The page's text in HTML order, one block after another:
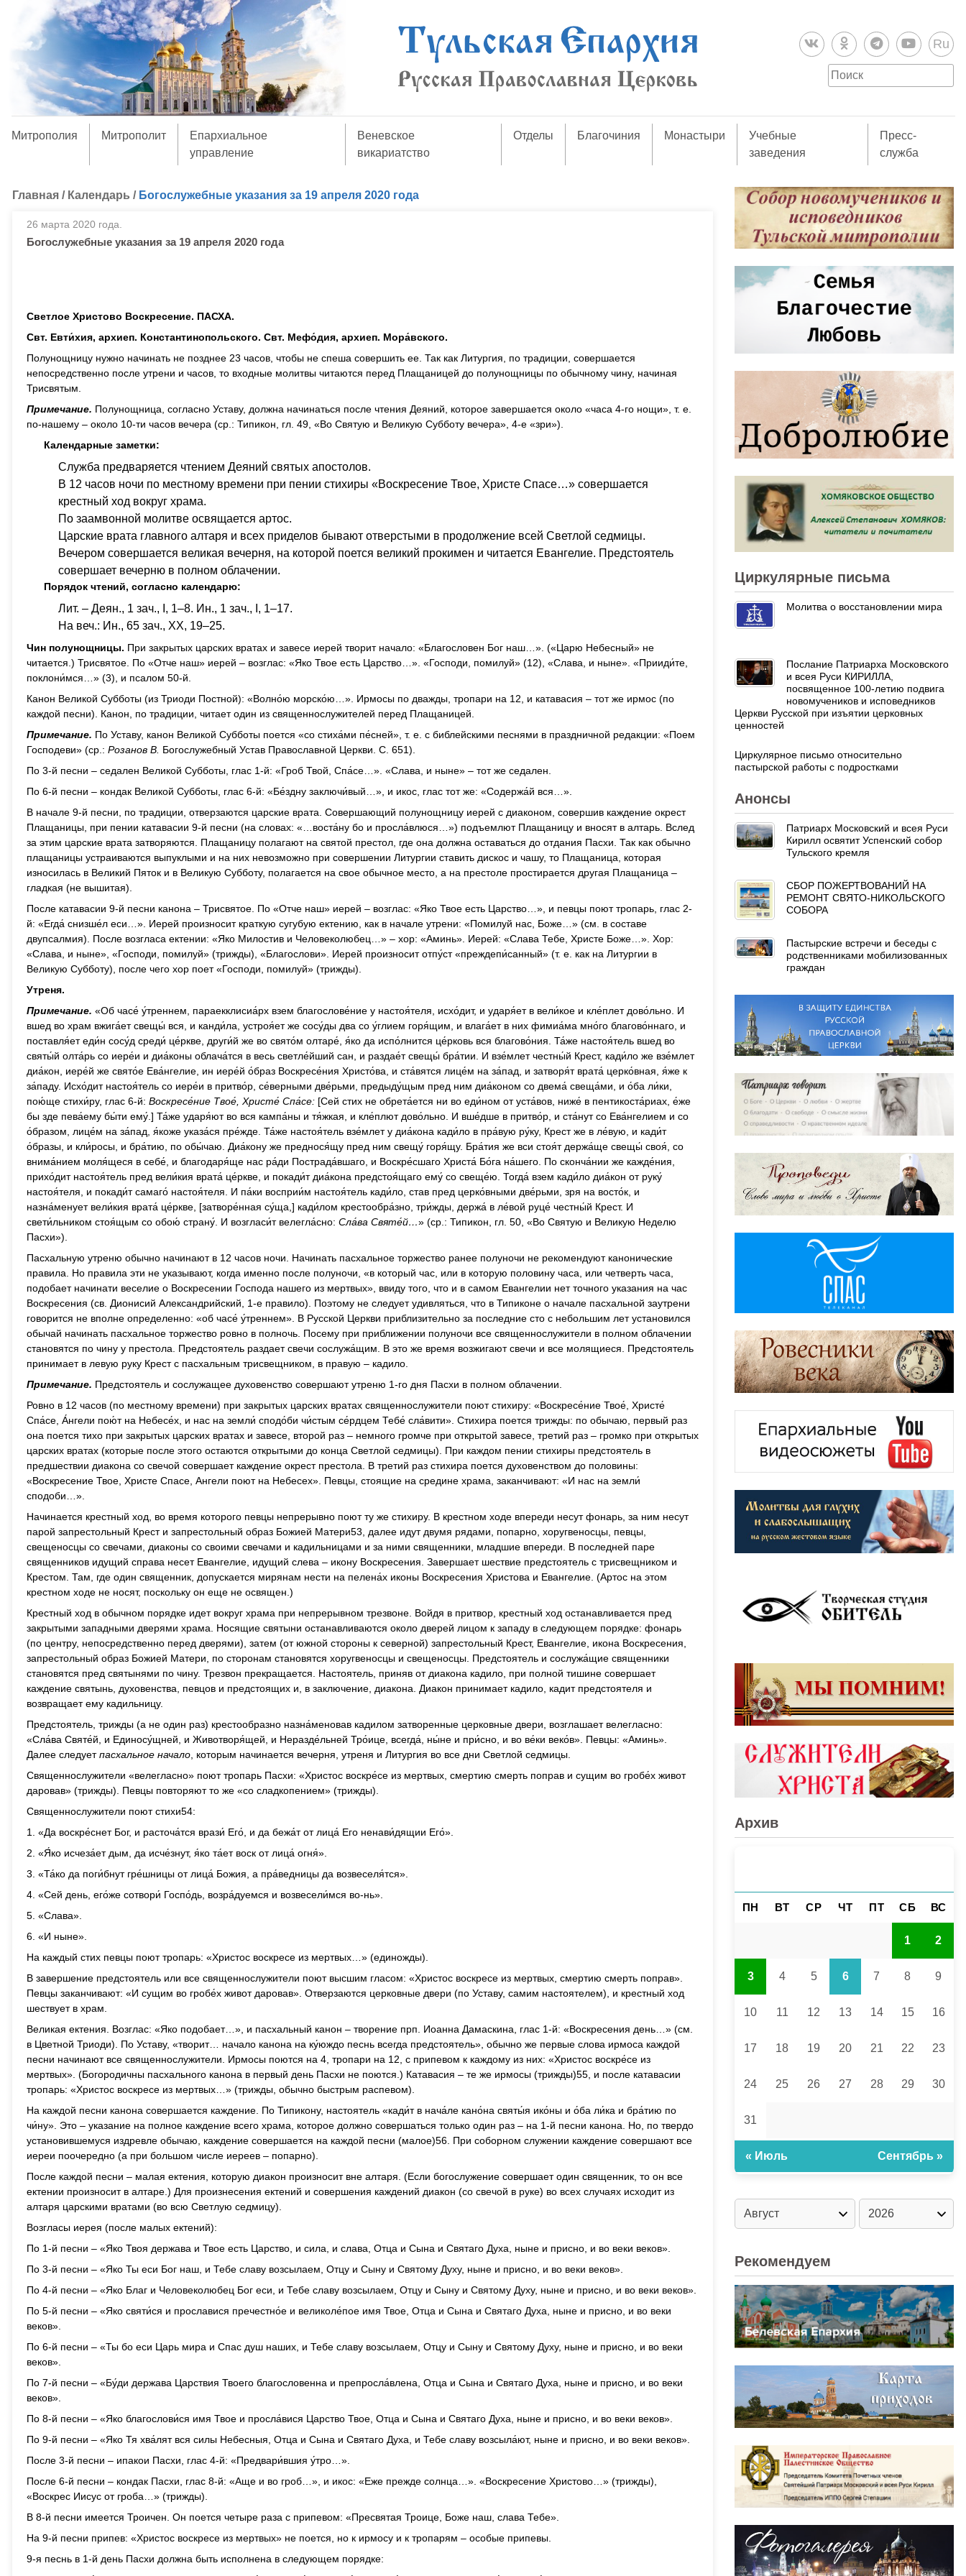
Ru
Митрополия Митрополит
Епархиальное
управление
Веневское
викариатство
Отделы Благочиния Монастыри
Учебные
заведения
Пресс-
служба
Главная / Календарь / Богослужебные указания за 19 апреля 2020 года
26 марта 2020 года.
Богослужебные указания за 19 апреля 2020 года
Светлое Христово Воскресение. ПАСХА.
Свт. Евти́хия, архиеп. Константинопольского. Свт. Мефо́дия, архиеп. Мора́вского.
Полунощницу нужно начинать не позднее 23 часов, чтобы не спеша совершить ее. Так как Литургия, по традиции, совершается
непосредственно после утрени и часов, то входные молитвы читаются перед Плащаницей до полунощницы по обычному чину, начиная
Трисвятым.
Примечание. Полунощница, согласно Уставу, должна начинаться после чтения Деяний, которое завершается около «часа 4-го нощи», т. е.
по-нашему – около 10-ти часов вечера (ср.: Типикон, гл. 49, «Во Святую и Великую Субботу вечера», 4-е «зри»).
Календарные заметки:
Служба предваряется чтением Деяний святых апостолов.
В 12 часов ночи по местному времени при пении стихиры «Воскресение Твое, Христе Спасе…» совершается
крестный ход вокруг храма.
По заамвонной молитве освящается артос.
Царские врата главного алтаря и всех приделов бывают отверстыми в продолжение всей Светлой седмицы.
Вечером совершается великая вечерня, на которой поется великий прокимен и читается Евангелие. Предстоятель
совершает вечерню в полном облачении.
Порядок чтений, согласно календарю:
Лит. – Деян., 1 зач., I, 1–8. Ин., 1 зач., I, 1–17.
На веч.: Ин., 65 зач., XX, 19–25.
Чин полунощницы. При закрытых царских вратах и завесе иерей творит начало: «Благословен Бог наш…». («Царю Небесный» не
читается.) Трисвятое. По «Отче наш» иерей – возглас: «Яко Твое есть Царство…». «Господи, помилуй» (12), «Слава, и ныне». «Прииди́те,
поклони́мся…» (3), и псалом 50-й.
Канон Великой Субботы (из Триоди Постной): «Волно́ю морско́ю…». Ирмосы по дважды, тропари на 12, и катавасия – тот же ирмос (по
каждой песни). Канон, по традиции, читает один из священнослужителей перед Плащаницей.
Примечание. По Уставу, канон Великой Субботы поется «со стиха́ми пе́сней», т. е. с библейскими песнями в праздничной редакции: «Поем
Господеви» (ср.: Розанов В. Богослужебный Устав Православной Церкви. С. 651).
По 3-й песни – седален Великой Субботы, глас 1-й: «Гроб Твой, Спа́се…». «Слава, и ныне» – тот же седален.
По 6-й песни – кондак Великой Субботы, глас 6-й: «Бе́здну заключи́вый…», и икос, глас тот же: «Содержа́й вся…».
В начале 9-й песни, по традиции, отверзаются царские врата. Совершающий полунощницу иерей с диаконом, совершив каждение окрест
Плащаницы, при пении катавасии 9-й песни (на словах: «…воста́ну бо и просла́влюся…») подъемлют Плащаницу и вносят в алтарь. Вслед
за этим царские врата затворяются. Плащаницу полагают на святой престол, где она должна оставаться до отдания Пасхи. Так как обычно
плащаницы устраиваются выпуклыми и на них невозможно при совершении Литургии ставить дискос и чашу, то Плащаница, которая
износилась в Великий Пяток и в Великую Субботу, полагается на свое обычное место, а на престоле простирается другая Плащаница –
гладкая (не вышитая).
После катавасии 9-й песни канона – Трисвятое. По «Отче наш» иерей – возглас: «Яко Твое есть Царство…», и певцы поют тропарь, глас 2-
й: «Егда́ снизше́л еси…». Иерей произносит краткую сугубую ектению, как в начале утрени: «Помилуй нас, Боже…» (см. в составе
двупсалмия). После возгласа ектении: «Яко Милостив и Человеколюбец…» – хор: «Аминь». Иерей: «Слава Тебе, Христе Боже…». Хор:
«Слава, и ныне», «Господи, помилуй» (трижды), «Благослови». Иерей произносит отпу́ст «преждепи́санный» (т. е. как на Литургии в
Великую Субботу), после чего хор поет «Господи, помилуй» (трижды).
Утреня.
Примечание. «Об часе́ у́треннем, параекклисиа́рх взем благослове́ние у настоя́теля, исхо́дит, и ударя́ет в вели́кое и кле́плет дово́льно. И
вшед во храм вжига́ет свещы́ вся, и канди́ла, устроя́ет же сосу́ды два со у́глием горя́щим, и влага́ет в них фимиа́ма мно́го благово́ннаго, и
поставля́ет еди́н сосу́д среди́ це́ркве, други́й же во свято́м олтаре́, я́ко да испо́лнится це́рковь вся благово́ния. Та́же настоя́тель вшед во
святы́й олта́рь со иере́и и диа́коны облача́тся в весь светле́йший сан, и раздае́т свещы́ бра́тии. И взе́млет честны́й Крест, кади́ло же взе́млет
диа́кон, иере́й же свято́е Ева́нгелие, ин иере́й о́браз Воскресе́ния Христо́ва, и ста́вятся лице́м на за́пад, и затворя́т врата́ церко́вная, я́же к
за́паду. Исхо́дит настоя́тель со иере́и в притво́р, се́верными две́рьми, предыду́щым пред ним диа́коном со двема́ свеща́ми, и о́ба ли́ки,
пою́ще стихи́ру, глас 6-й: Воскресе́ние Твое́, Христе́ Спа́се: [Сей стих не обрета́ется ни во еди́ном от уста́вов, ниже́ в пентикоста́риах, е́же
бы зде пева́ему бы́ти ему́.] Та́же ударя́ют во вся кампа́ны и тя́жкая, и кле́плют дово́льно. И вше́дше в притво́р, и ста́нут со Ева́нгелием и со
о́бразом, лице́м на за́пад, я́коже указа́ся пре́жде. Та́же настоя́тель взе́млет у диа́кона кади́ло в пра́вую ру́ку, Крест же в ле́вую, и кади́т
о́бразы, и кли́росы, и бра́тию, по обы́чаю. Диа́кону же преднося́щу пред ним свещу́ горя́щу. Бра́тия же вси стоя́т держа́ще свещы́ своя́, со
внима́нием моля́щеся в себе́, и благодаря́ще нас ра́ди Пострада́вшаго, и Воскре́сшаго Христа́ Бо́га на́шего. По сконча́нии же кажде́ния,
прихо́дит настоя́тель пред вели́кия врата́ це́ркве, и покади́т диа́кона предстоя́щаго ему́ со свеще́ю. Тогда́ взем кади́ло диа́кон от руку́
настоя́теля, и покади́т самаго́ настоя́теля. И па́ки восприи́м настоя́тель кади́ло, став пред церко́вными две́рьми, зря на восто́к, и
назна́менует вели́кия врата́ це́ркве, [затворе́нная су́ща,] кади́лом крестообра́зно, три́жды, держа́ в ле́вой руце́ честны́й Крест. И
свети́льником стоя́щым со обою́ страну́. И возгласи́т велегла́сно: Сла́ва Святе́й…» (ср.: Типикон, гл. 50, «Во Святую и Великую Неделю
Пасхи»).
Пасхальную утреню обычно начинают в 12 часов ночи. Начинать пасхальное торжество ранее полуночи не рекомендуют канонические
правила. Но правила эти не указывают, когда именно после полуночи, «в который час, или в которую половину часа, или четверть часа,
подобает начинати веселие о Воскресении Господа нашего из мертвых», ввиду того, что и в самом Евангелии нет точного указания на час
Воскресения (св. Дионисий Александрийский, 1-е правило). Поэтому не следует удивляться, что в Типиконе о начале пасхальной заутрени
говорится не вполне определенно: «об часе́ у́треннем». В Русской Церкви приблизительно за последние сто с небольшим лет установился
обычай начинать пасхальное торжество ровно в полночь. Посему при приближении полуночи все священнослужители в полном облачении
становятся по чину у престола. Предстоятель раздает свечи сослужа́щим. В это же время возжигают свечи и все молящиеся. Предстоятель
принимает в левую руку Крест с пасхальным трисвещником, в правую – кадило.
Примечание. Предстоятель и сослужащее духовенство совершают утреню 1-го дня Пасхи в полном облачении.
Ровно в 12 часов (по местному времени) при закрытых царских вратах священнослужители поют стихиру: «Воскресе́ние Твое́, Христе́
Спа́се, А́нгели пою́т на Небесе́х, и нас на земли́ сподо́би чи́стым се́рдцем Тебе́ сла́вити». Стихира поется трижды: по обычаю, первый раз
она поется тихо при закрытых царских вратах и завесе, второй раз – немного громче при открытой завесе, третий раз – громко при открытых
царских вратах (которые после этого остаются открытыми до конца Светлой седмицы). При каждом пении стихиры предстоятель в
предшествии диакона со свечой совершает каждение окрест престола. В третий раз стихира поется духовенством до половины:
«Воскресение Твое, Христе Спасе, Ангели поют на Небесех». Певцы, стоящие на средине храма, заканчивают: «И нас на земли́
сподоби…».
Начинается крестный ход, во время которого певцы непрерывно поют ту же стихиру. В крестном ходе впереди несут фонарь, за ним несут
парой запрестольный Крест и запрестольный образ Божией Матери53, далее идут двумя рядами, попарно, хоругвеносцы, певцы,
свещеносцы со свечами, диаконы со своими свечами и кадильницами и за ними священники, младшие впереди. В последней паре
священников идущий справа несет Евангелие, идущий слева – икону Воскресения. Завершает шествие предстоятель с трисвещником и
Крестом. Там, где один священник, допускается мирянам нести на пелена́х иконы Воскресения Христова и Евангелие. (Артос на этом
крестном ходе не носят, поскольку он еще не освящен.)
Крестный ход в обычном порядке идет вокруг храма при непрерывном трезвоне. Войдя в притвор, крестный ход останавливается пред
закрытыми западными дверями храма. Носящие святыни останавливаются около дверей лицом к западу в следующем порядке: фонарь
(по центру, непосредственно перед дверями), затем (от южной стороны к северной) запрестольный Крест, Евангелие, икона Воскресения,
запрестольный образ Божией Матери, по сторонам становятся хоругвеносцы и свещеносцы. Предстоятель и сослужа́щие священники
становятся пред святынями по чину. Трезвон прекращается. Настоятель, приняв от диакона кадило, при полной тишине совершает
каждение святынь, духовенства, певцов и предстоящих и, в заключение, диакона. Диакон принимает кадило, кадит предстоятеля и
возвращает ему кадильницу.
Предстоятель, трижды (а не один раз) крестообразно назна́меновав кадилом затворенные церковные двери, возглашает велегласно:
«Сла́ва Святе́й, и Единосу́щней, и Животворя́щей, и Неразде́льней Тро́ице, всегда́, ны́не и при́сно, и во ве́ки веко́в». Певцы: «Аминь».
Далее следуетпасхальное начало , которым начинается вечерня, утреня и Литургия во все дни Светлой седмицы.
Священнослужители «велегласно» поют тропарь Пасхи: «Христос воскре́се из мертвых, смертию смерть поправ и сущим во гробе́х живот
даровав» (трижды). Певцы повторяют то же «со сладкопением» (трижды).
Священнослужители поют стихи54:
1. «Да воскре́снет Бог, и расточа́тся врази́ Его́, и да бежа́т от лица́ Его ненави́дящии Его́».
2. «Я́ко исчеза́ет дым, да исче́знут, я́ко та́ет воск от лица́ огня́».
3. «Та́ко да поги́бнут гре́шницы от лица́ Божия, а пра́ведницы да возвеселя́тся».
4. «Сей день, его́же сотвори́ Госпо́дь, возра́дуемся и возвесели́мся во-нь».
5. «Слава».
6. «И ныне».
На каждый стих певцы поют тропарь: «Христос воскресе из мертвых…» (единожды).
В завершение предстоятель или все священнослужители поют высшим гласом: «Христос воскресе из мертвых, смертию смерть поправ».
Певцы заканчивают: «И сущим во гробе́х живот даровав». Отверзаются церковные двери (по Уставу, самим настоятелем), и крестный ход
шествует в храм.
Великая ектения. Возглас: «Яко подобает…», и пасхальный канон – творение прп. Иоанна Дамаскина, глас 1-й: «Воскресения день…» (см.
в Цветной Триоди). По Уставу, «творит… начало канона на ку́юждо песнь всегда предстоятель», обычно же первые слова ирмоса каждой
песни начинают все священнослужители. Ирмосы поются на 4, тропари на 12, с припевом к каждому из них: «Христос воскре́се из
мертвых». (Богородичны пасхального канона в первый день Пасхи не поются.) Катавасия – те же ирмосы (трижды)55, и после катавасии
тропарь: «Христос воскресе из мертвых…» (трижды, обычно быстрым распевом).
На каждой песни канона совершается каждение. По Типикону, настоятель «кади́т в нача́ле кано́на святы́я ико́ны и о́ба ли́ка и бра́тию по
чи́ну». Это – указание на полное каждение всего храма, которое должно совершаться только один раз – на 1-й песни канона. Но, по твердо
установившемуся издревле обычаю, каждение совершается на каждой песни (малое)56. При соборном служении каждение совершают все
иереи поочередно (а при большом числе иереев – попарно).
После каждой песни – малая ектения, которую диакон произносит вне алтаря. (Если богослужение совершает один священник, то он все
ектении произносит в алтаре.) Для произнесения ектений и совершения каждений диакон (со свечой в руке) во всех случаях исходит из
алтаря царскими вратами (во всю Светлую седмицу).
Возгласы иерея (после малых ектений):
По 1-й песни – «Яко Твоя держава и Твое есть Царство, и сила, и слава, Отца и Сына и Святаго Духа, ныне и присно, и во веки веков».
По 3-й песни – «Яко Ты еси Бог наш, и Тебе славу возсылаем, Отцу и Сыну и Святому Духу, ныне и присно, и во веки веков».
По 4-й песни – «Яко Благ и Человеколюбец Бог еси, и Тебе славу возсылаем, Отцу и Сыну и Святому Духу, ныне и присно, и во веки веков».
По 5-й песни – «Яко святи́ся и прославися пречестно́е и великоле́пое имя Твое, Отца и Сына и Святаго Духа, ныне и присно, и во веки
веков».
По 6-й песни – «Ты бо еси Царь мира и Спас душ наших, и Тебе славу возсылаем, Отцу и Сыну и Святому Духу, ныне и присно, и во веки
веков».
По 7-й песни – «Бу́ди держава Царствия Твоего благословенна и препросла́влена, Отца и Сына и Святаго Духа, ныне и присно, и во веки
веков».
По 8-й песни – «Яко благослови́ся имя Твое и просла́вися Царство Твое, Отца и Сына и Святаго Духа, ныне и присно, и во веки веков».
По 9-й песни – «Яко Тя хва́лят вся силы Небесныя, Отца и Сына и Святаго Духа, и Тебе славу возсыла́ют, ныне и присно, и во веки веков».
После 3-й песни – ипакои Пасхи, глас 4-й: «Предвари́вшия у́тро…».
После 6-й песни – кондак Пасхи, глас 8-й: «Аще и во гроб…», и икос: «Еже прежде солнца…». «Воскресение Христово…» (трижды),
«Воскрес Иисус от гроба…» (трижды).
В 8-й песни имеется Троичен. Он поется четыре раза с припевом: «Пресвятая Троице, Боже наш, слава Тебе».
На 9-й песни припев: «Христос воскресе из мертвых» не поется, но к ирмосу и к тропарям – особые припевы.
9-я песнь в 1-й день Пасхи должна быть исполнена в следующем порядке:
Циркулярные письма
Молитва о восстановлении мира
Послание Патриарха Московского
и всея Руси КИРИЛЛА,
посвященное 100-летию подвига
новомучеников и исповедников
Церкви Русской при изъятии церковных
ценностей
Циркулярное письмо относительно
пастырской работы с подростками
Анонсы
Патриарх Московский и всея Руси
Кирилл освятит Успенский собор
Тульского кремля
СБОР ПОЖЕРТВОВАНИЙ НА
РЕМОНТ СВЯТО-НИКОЛЬСКОГО
СОБОРА
Пастырские встречи и беседы с
родственниками мобилизованных
граждан
Архив
ПН ВТ СР ЧТ ПТ СБ ВС
1 2
3 4 5 6 7 8 9
10 11 12 13 14 15 16
17 18 19 20 21 22 23
24 25 26 27 28 29 30
31
« Июль Сентябрь »
Рекомендуем